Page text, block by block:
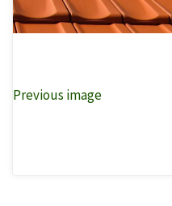
Previous image